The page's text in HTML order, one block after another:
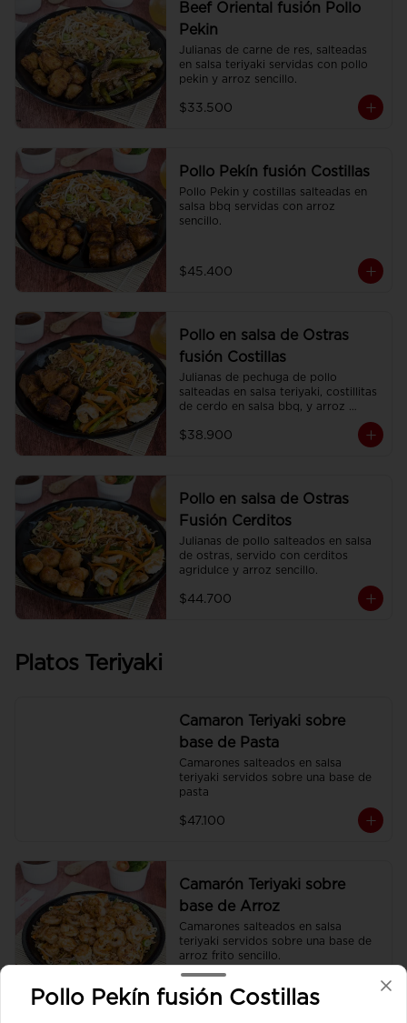
Beef Oriental fusión Pollo
Pekin
Julianas de carne de res, salteadas
en salsa teriyaki servidas con pollo
pekin y arroz sencillo.
$33.500
Pollo Pekín fusión Costillas
Pollo Pekin y costillas salteadas en
salsa bbq servidas con arroz
sencillo.
$45.400
Pollo en salsa de Ostras
fusión Costillas
Julianas de pechuga de pollo
salteadas en salsa teriyaki, costillitas
de cerdo en salsa bbq, y arroz
$38.900
Pollo en salsa de Ostras
Fusión Cerditos
Julianas de pollo salteados en salsa
de ostras, servido con cerditos
agridulce y arroz sencillo.
$44.700
Platos Teriyaki
Camaron Teriyaki sobre
base de Pasta
Camarones salteados en salsa
teriyaki servidos sobre una base de
pasta
$47.100
Camarón Teriyaki sobre
base de Arroz
Camarones salteados en salsa
teriyaki servidos sobre una base de
arroz frito sencillo.
$47.100
Pollo Pekín fusión Costillas